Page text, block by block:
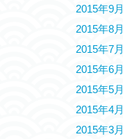
2015年9月
2015年8月
2015年7月
2015年6月
2015年5月
2015年4月
2015年3月